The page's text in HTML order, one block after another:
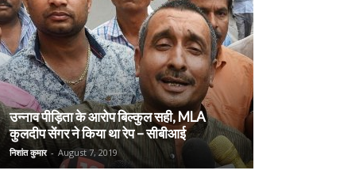
उन्नाव पीड़िता के आरोप बिल्कुल सही, MLA
कुलदीप सेंगर ने किया था रेप – सीबीआई
निशांत कुमार - August 7, 2019